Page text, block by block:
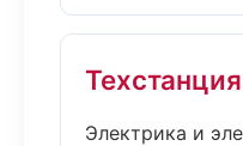
Электрика и